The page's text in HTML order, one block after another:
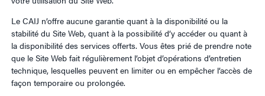
Le CAIJ n’offre aucune garantie quant à la disponibilité ou la
stabilité du Site Web, quant à la possibilité d’y accéder ou quant à
la disponibilité des services offerts. Vous êtes prié de prendre note
que le Site Web fait régulièrement l’objet d’opérations d’entretien
technique, lesquelles peuvent en limiter ou en empêcher l’accès de
façon temporaire ou prolongée.